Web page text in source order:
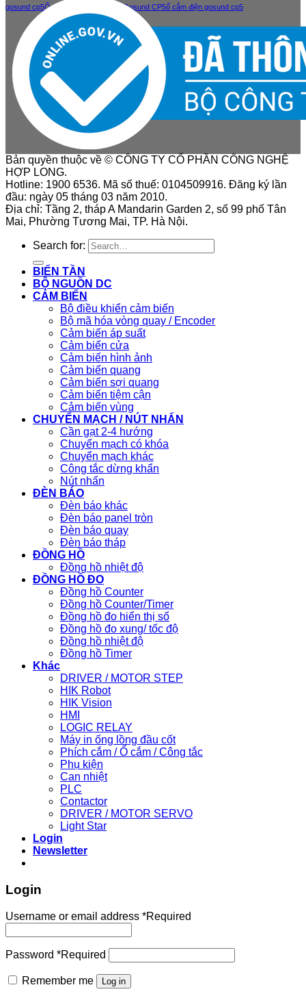
gosund cp5Ổ cắm điện thông minh Gosund CP5ổ cắm điện gosund cp5
Bản quyền thuộc về © CÔNG TY CỔ PHẦN CÔNG NGHỆ
HỢP LONG.
Hotline: 1900 6536. Mã số thuế: 0104509916. Đăng ký lần
đầu: ngày 05 tháng 03 năm 2010.
Địa chỉ: Tầng 2, tháp A Mandarin Garden 2, số 99 phố Tân
Mai, Phường Tương Mai, TP. Hà Nội.
Search for:
BIẾN TẦN
BỘ NGUỒN DC
CẢM BIẾN
Bộ điều khiển cảm biến
Bộ mã hóa vòng quay / Encoder
Cảm biến áp suất
Cảm biến cửa
Cảm biến hình ảnh
Cảm biến quang
Cảm biến sợi quang
Cảm biến tiệm cận
Cảm biến vùng
CHUYỂN MẠCH / NÚT NHẤN
Cần gạt 2-4 hướng
Chuyển mạch có khóa
Chuyển mạch khác
Công tắc dừng khẩn
Nút nhấn
ĐÈN BÁO
Đèn báo khác
Đèn báo panel tròn
Đèn báo quay
Đèn báo tháp
ĐỒNG HỒ
Đồng hồ nhiệt độ
ĐỒNG HỒ ĐO
Đồng hồ Counter
Đồng hồ Counter/Timer
Đồng hồ đo hiển thị số
Đồng hồ đo xung/ tốc độ
Đồng hồ nhiệt độ
Đồng hồ Timer
Khác
DRIVER / MOTOR STEP
HIK Robot
HIK Vision
HMI
LOGIC RELAY
Máy in ống lồng đầu cốt
Phích cắm / Ổ cắm / Công tắc
Phụ kiện
Can nhiệt
PLC
Contactor
DRIVER / MOTOR SERVO
Light Star
Login
Newsletter
Login
Username or email address *Required
Password *Required
Remember me Log in